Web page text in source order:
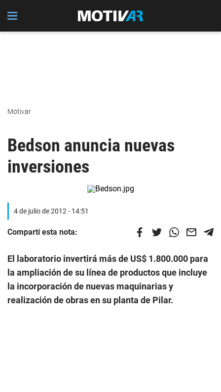
Motivar
Bedson anuncia nuevas
inversiones
4 de julio de 2012 - 14:51
Compartí esta nota:
El laboratorio invertirá más de US$ 1.800.000 para
la ampliación de su línea de productos que incluye
la incorporación de nuevas maquinarias y
realización de obras en su planta de Pilar.